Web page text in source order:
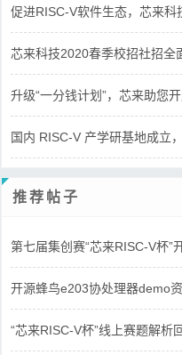
促进RISC-V软件生态，芯来
芯来科技2020春季校招社招全
升级“一分钱计划”，芯来助您
国内 RISC-V 产学研基地成立
推荐帖子
第七届集创赛“芯来RISC-V杯”
开源蜂鸟e203协处理器demo
“芯来RISC-V杯”线上赛题解析